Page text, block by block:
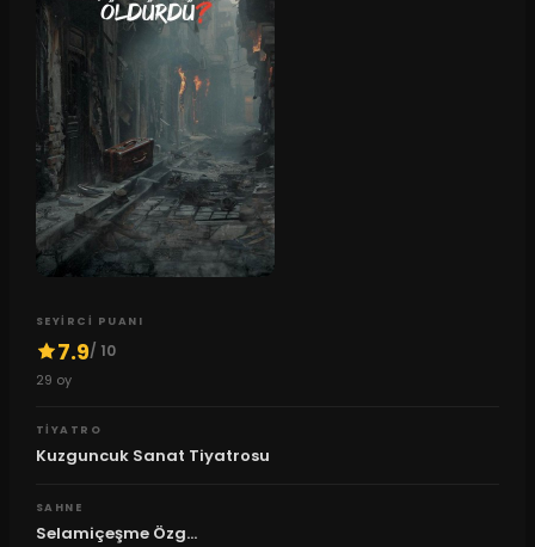
SEYIRCI PUANI
7.9/ 10
29 oy
TIYATRO
Kuzguncuk Sanat Tiyatrosu
SAHNE
Selamiçeşme Özg...